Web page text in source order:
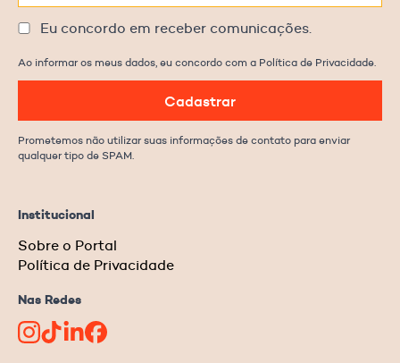
Institucional
Sobre o Portal
Política de Privacidade
Nas Redes
Eu concordo em receber comunicações.
Ao informar os meus dados, eu concordo com a Política de Privacidade.
Cadastrar
Prometemos não utilizar suas informações de contato para enviar
qualquer tipo de SPAM.